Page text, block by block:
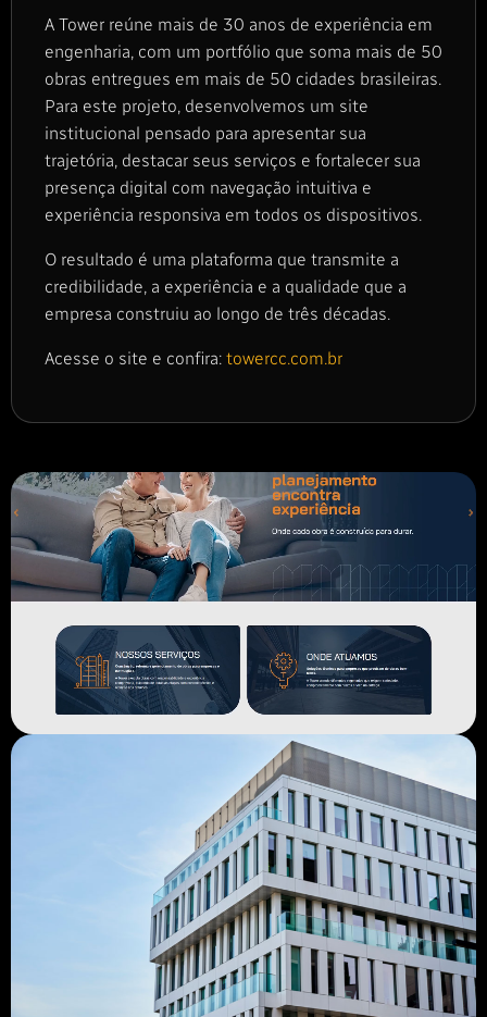
A Tower reúne mais de 30 anos de experiência em
engenharia, com um portfólio que soma mais de 50
obras entregues em mais de 50 cidades brasileiras.
Para este projeto, desenvolvemos um site
institucional pensado para apresentar sua
trajetória, destacar seus serviços e fortalecer sua
presença digital com navegação intuitiva e
experiência responsiva em todos os dispositivos.
O resultado é uma plataforma que transmite a
credibilidade, a experiência e a qualidade que a
empresa construiu ao longo de três décadas.
Acesse o site e confira: towercc.com.br